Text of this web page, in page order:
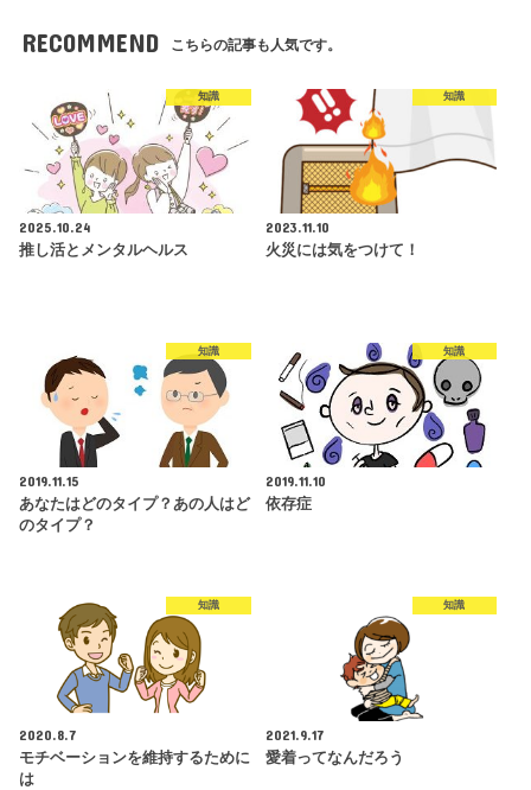
RECOMMEND こちらの記事も人気です。
知識
2025.10.24
推し活とメンタルヘルス
知識
2023.11.10
火災には気をつけて！
知識
2019.11.15
あなたはどのタイプ？あの人はど
のタイプ？
知識
2019.11.10
依存症
知識
2020.8.7
モチベーションを維持するために
は
知識
2021.9.17
愛着ってなんだろう